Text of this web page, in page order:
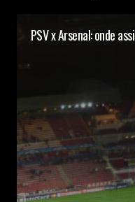
PSV x Arsenal: onde